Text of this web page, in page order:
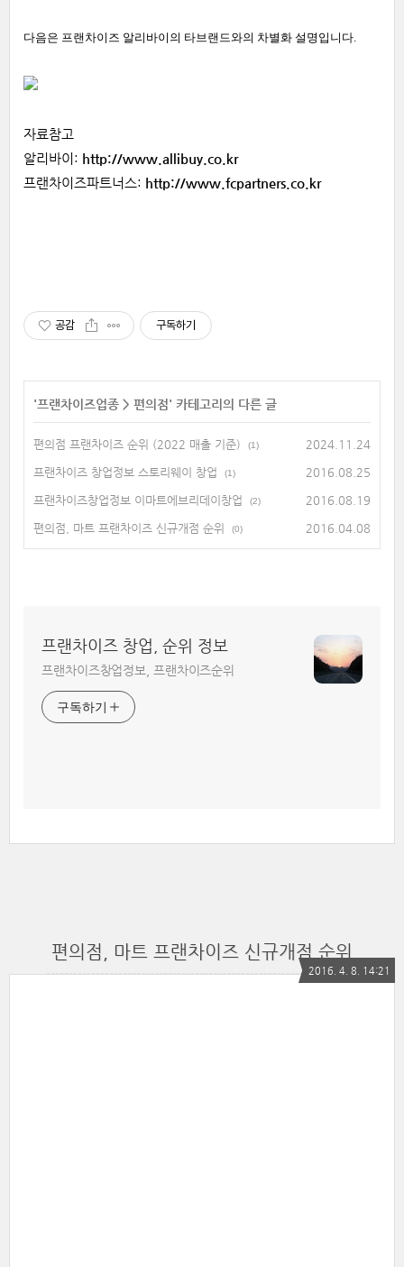
다음은 프랜차이즈 알리바이의 타브랜드와의 차별화 설명입니다.
자료참고
알리바이: http://www.allibuy.co.kr
프랜차이즈파트너스: http://www.fcpartners.co.kr
공감 구독하기
'프랜차이즈업종 > 편의점' 카테고리의 다른 글
편의점 프랜차이즈 순위 (2022 매출 기준) (1) 2024.11.24
프랜차이즈 창업정보 스토리웨이 창업 (1) 2016.08.25
프랜차이즈창업정보 이마트에브리데이창업 (2) 2016.08.19
편의점, 마트 프랜차이즈 신규개점 순위 (0) 2016.04.08
프랜차이즈 창업, 순위 정보
프랜차이즈창업정보, 프랜차이즈순위
구독하기
편의점, 마트 프랜차이즈 신규개점 순위
2016. 4. 8. 14:21